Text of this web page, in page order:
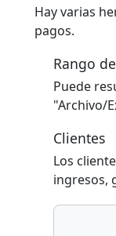
Hay varias
pagos.
Rango
Puede
"Archivo/
Clientes
Los
ingresos,